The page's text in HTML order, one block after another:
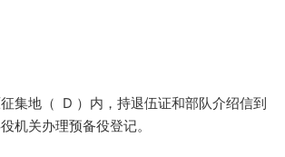
集地（ D ）内，持退伍证和部队介绍信到
机关办理预备役登记。